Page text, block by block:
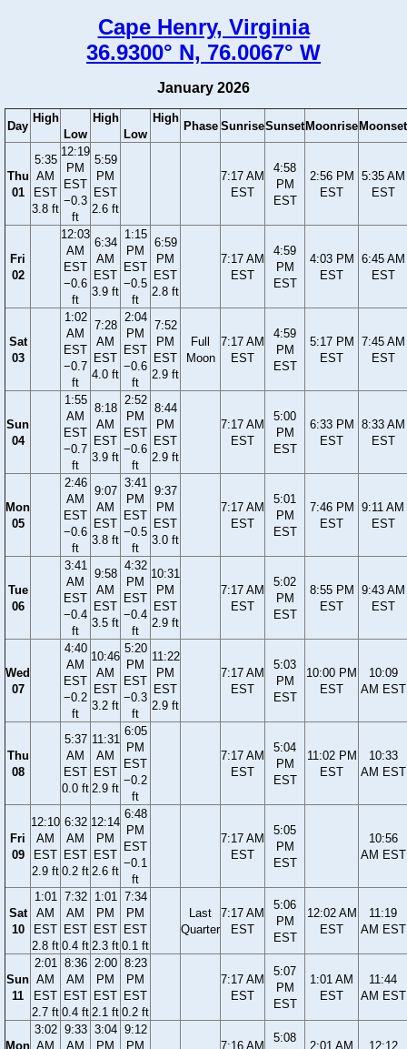
Cape Henry, Virginia
36.9300° N, 76.0067° W
January 2026
Day
High
Low
High
Low
High
Phase SunriseSunset Moonrise Moonset
Thu
01
5:35
AM
EST
3.8 ft
12:19
PM
EST
−0.3
ft
5:59
PM
EST
2.6 ft
7:17 AM
EST
4:58
PM
EST
2:56 PM
EST
5:35 AM
EST
Fri
02
12:03
AM
EST
−0.6
ft
6:34
AM
EST
3.9 ft
1:15
PM
EST
−0.5
ft
6:59
PM
EST
2.8 ft
7:17 AM
EST
4:59
PM
EST
4:03 PM
EST
6:45 AM
EST
Sat
03
1:02
AM
EST
−0.7
ft
7:28
AM
EST
4.0 ft
2:04
PM
EST
−0.6
ft
7:52
PM
EST
2.9 ft
Full
Moon
7:17 AM
EST
4:59
PM
EST
5:17 PM
EST
7:45 AM
EST
Sun
04
1:55
AM
EST
−0.7
ft
8:18
AM
EST
3.9 ft
2:52
PM
EST
−0.6
ft
8:44
PM
EST
2.9 ft
7:17 AM
EST
5:00
PM
EST
6:33 PM
EST
8:33 AM
EST
Mon
05
2:46
AM
EST
−0.6
ft
9:07
AM
EST
3.8 ft
3:41
PM
EST
−0.5
ft
9:37
PM
EST
3.0 ft
7:17 AM
EST
5:01
PM
EST
7:46 PM
EST
9:11 AM
EST
Tue
06
3:41
AM
EST
−0.4
ft
9:58
AM
EST
3.5 ft
4:32
PM
EST
−0.4
ft
10:31
PM
EST
2.9 ft
7:17 AM
EST
5:02
PM
EST
8:55 PM
EST
9:43 AM
EST
Wed
07
4:40
AM
EST
−0.2
ft
10:46
AM
EST
3.2 ft
5:20
PM
EST
−0.3
ft
11:22
PM
EST
2.9 ft
7:17 AM
EST
5:03
PM
EST
10:00 PM
EST
10:09
AM EST
Thu
08
5:37
AM
EST
0.0 ft
11:31
AM
EST
2.9 ft
6:05
PM
EST
−0.2
ft
7:17 AM
EST
5:04
PM
EST
11:02 PM
EST
10:33
AM EST
Fri
09
12:10
AM
EST
2.9 ft
6:32
AM
EST
0.2 ft
12:14
PM
EST
2.6 ft
6:48
PM
EST
−0.1
ft
7:17 AM
EST
5:05
PM
EST
10:56
AM EST
Sat
10
1:01
AM
EST
2.8 ft
7:32
AM
EST
0.4 ft
1:01
PM
EST
2.3 ft
7:34
PM
EST
0.1 ft
Last
Quarter
7:17 AM
EST
5:06
PM
EST
12:02 AM
EST
11:19
AM EST
Sun
11
2:01
AM
EST
2.7 ft
8:36
AM
EST
0.4 ft
2:00
PM
EST
2.1 ft
8:23
PM
EST
0.2 ft
7:17 AM
EST
5:07
PM
EST
1:01 AM
EST
11:44
AM EST
Mon
3:02
AM
9:33
AM
3:04
PM
9:12
PM
7:16 AM
5:08
2:01 AM
12:12